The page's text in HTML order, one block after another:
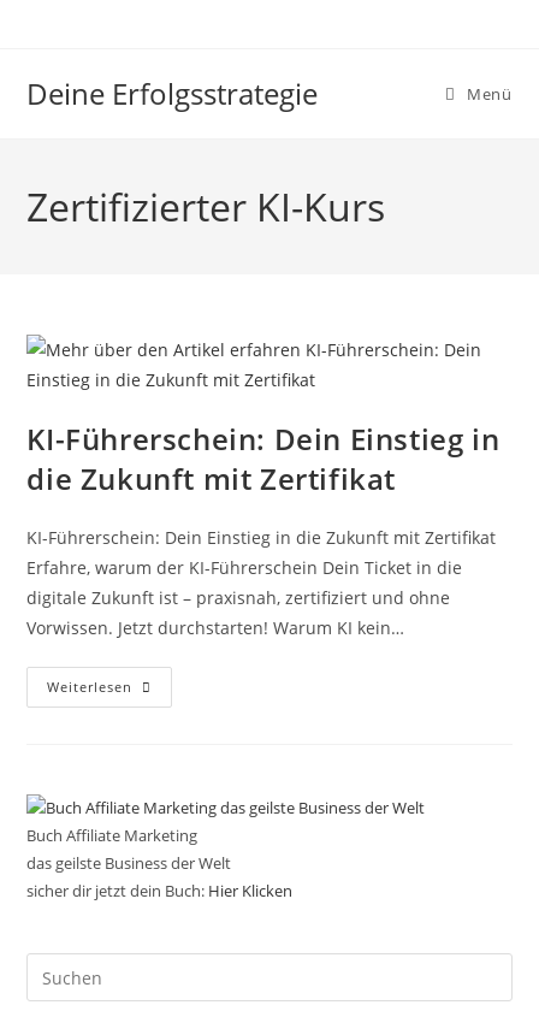
Deine Erfolgsstrategie Menü
Zertifizierter KI-Kurs
KI-Führerschein: Dein Einstieg in
die Zukunft mit Zertifikat
KI-Führerschein: Dein Einstieg in die Zukunft mit Zertifikat
Erfahre, warum der KI-Führerschein Dein Ticket in die
digitale Zukunft ist – praxisnah, zertifiziert und ohne
Vorwissen. Jetzt durchstarten! Warum KI kein…
Weiterlesen KI-
Führerschein:
Mit
Zertifikat
Buch Affiliate Marketing
das geilste Business der Welt
sicher dir jetzt dein Buch: Hier Klicken